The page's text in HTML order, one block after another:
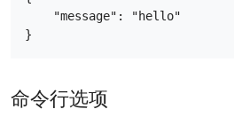
    "message": "hello"
命令行选项